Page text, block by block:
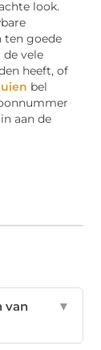
look.
ten goede
de vele
heeft, of
bel
aan de
van
▼